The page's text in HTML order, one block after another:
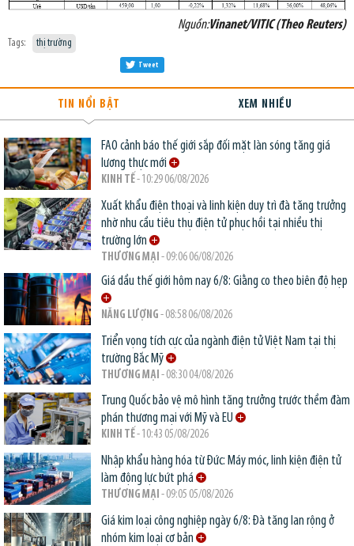
Nguồn:Vinanet/VITIC (Theo Reuters)
Tags: thị trường
Tweet
TIN NỔI BẬT XEM NHIỀU
FAO cảnh báo thế giới sắp đối mặt làn sóng tăng giá
lương thực mới
KINH TẾ- 10:29 06/08/2026
Xuất khẩu điện thoại và linh kiện duy trì đà tăng trưởng
nhờ nhu cầu tiêu thụ điện tử phục hồi tại nhiều thị
trường lớn
THƯƠNG MẠI - 09:06 06/08/2026
Giá dầu thế giới hôm nay 6/8: Giằng co theo biên độ hẹp
NĂNG LƯỢNG - 08:58 06/08/2026
Triển vọng tích cực của ngành điện tử Việt Nam tại thị
trường Bắc Mỹ
THƯƠNG MẠI - 08:30 04/08/2026
Trung Quốc bảo vệ mô hình tăng trưởng trước thềm đàm
phán thương mại với Mỹ và EU
KINH TẾ- 10:43 05/08/2026
Nhập khẩu hàng hóa từ Đức: Máy móc, linh kiện điện tử
làm động lực bứt phá
THƯƠNG MẠI - 09:05 05/08/2026
Giá kim loại công nghiệp ngày 6/8: Đà tăng lan rộng ở
nhóm kim loại cơ bản